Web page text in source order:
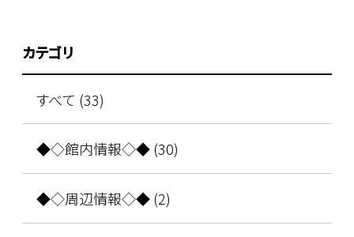
カテゴリ
すべて (33)
◆◇館内情報◇◆ (30)
◆◇周辺情報◇◆ (2)